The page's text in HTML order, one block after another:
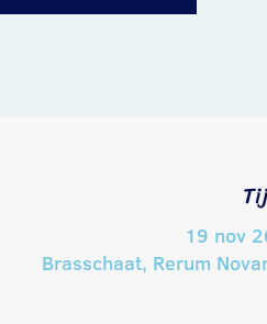
19 nov
Brasschaat, Rerum